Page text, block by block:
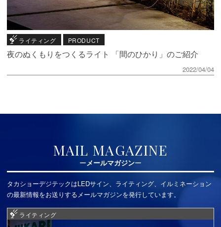
ライティング PRODUCT
夜のぬくもりをつくるライト 「間のひかり」のご紹介
2022/04/04
MAIL MAGAZINE
メールマガジン
タカショーデジテックはLEDサイン、ライティング、イルミネーション
の最新情報をお送りするメールマガジンを発行しています。
ライティング